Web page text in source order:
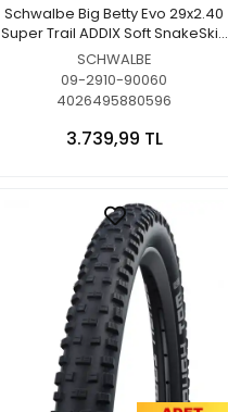
Schwalbe Big Betty Evo 29x2.40
Super Trail ADDIX Soft SnakeSkin
TLE Dış Lastik
SCHWALBE
09-2910-90060
4026495880596
3.739,99 TL